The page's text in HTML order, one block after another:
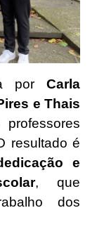
por Carla
e Thais
resultado é
e
, que
dos